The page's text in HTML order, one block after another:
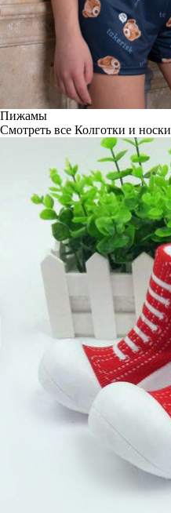
Пижамы
Смотреть все Колготки и носки